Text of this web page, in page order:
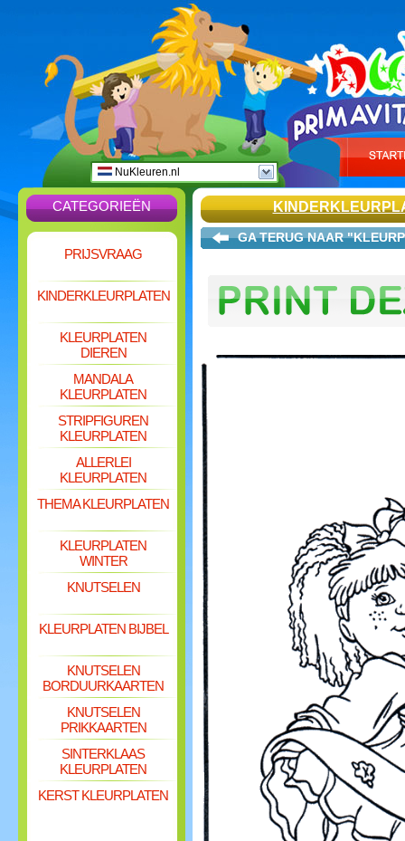
NuKleuren.nl
CATEGORIEËN
PRIJSVRAAG
KINDERKLEURPLATEN
KLEURPLATEN
DIEREN
MANDALA
KLEURPLATEN
STRIPFIGUREN
KLEURPLATEN
ALLERLEI
KLEURPLATEN
THEMA KLEURPLATEN
KLEURPLATEN
WINTER
KNUTSELEN
KLEURPLATEN BIJBEL
KNUTSELEN
BORDUURKAARTEN
KNUTSELEN
PRIKKAARTEN
SINTERKLAAS
KLEURPLATEN
KERST KLEURPLATEN
GA TERUG NAAR